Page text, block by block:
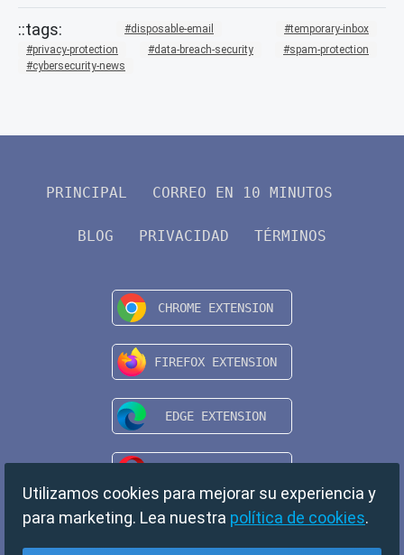
disposable-email
temporary-inbox
privacy-protection
data-breach-security
spam-protection
cybersecurity-news
PRINCIPAL CORREO EN 10 MINUTOS
BLOG PRIVACIDAD TÉRMINOS
Utilizamos cookies para mejorar su experiencia y
para marketing. Lea nuestra política de cookies.